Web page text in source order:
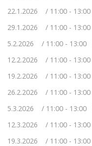
22.1.2026
11:00 - 13:00
29.1.2026
11:00 - 13:00
5.2.2026
11:00 - 13:00
12.2.2026
11:00 - 13:00
19.2.2026
11:00 - 13:00
26.2.2026
11:00 - 13:00
5.3.2026
11:00 - 13:00
12.3.2026
11:00 - 13:00
19.3.2026
11:00 - 13:00